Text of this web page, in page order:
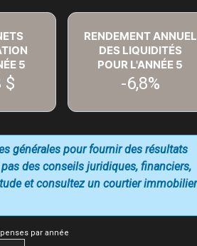
5
$
RENDEMENT ANNUEL
DES LIQUIDITÉS
POUR L'ANNÉE 5
-6,8%
par année
générales pour fournir des résultats
des conseils juridiques, financiers,
et consultez un courtier immobilier